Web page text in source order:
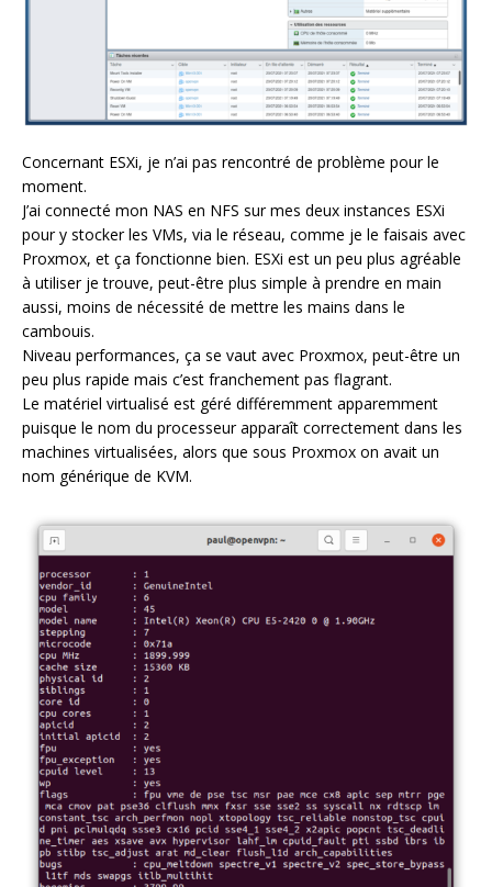
Concernant ESXi, je n’ai pas rencontré de problème pour le
moment.
J’ai connecté mon NAS en NFS sur mes deux instances ESXi
pour y stocker les VMs, via le réseau, comme je le faisais avec
Proxmox, et ça fonctionne bien. ESXi est un peu plus agréable
à utiliser je trouve, peut-être plus simple à prendre en main
aussi, moins de nécessité de mettre les mains dans le
cambouis.
Niveau performances, ça se vaut avec Proxmox, peut-être un
peu plus rapide mais c’est franchement pas flagrant.
Le matériel virtualisé est géré différemment apparemment
puisque le nom du processeur apparaît correctement dans les
machines virtualisées, alors que sous Proxmox on avait un
nom générique de KVM.